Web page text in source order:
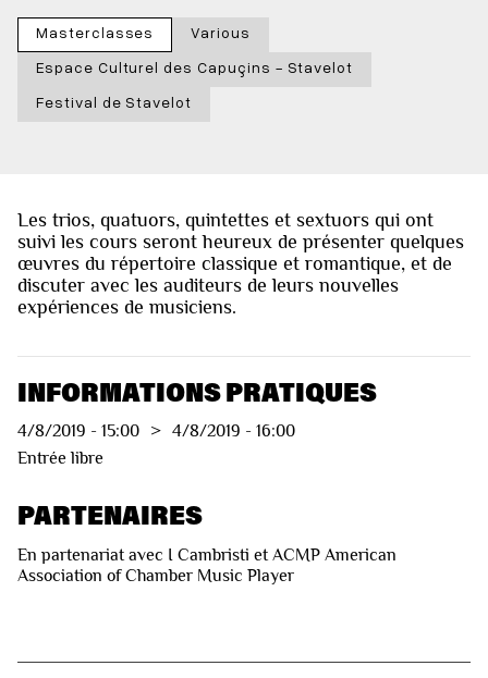
Masterclasses
Various
Espace Culturel des Capuçins - Stavelot
Festival de Stavelot
Les trios, quatuors, quintettes et sextuors qui ont
suivi les cours seront heureux de présenter quelques
œuvres du répertoire classique et romantique, et de
discuter avec les auditeurs de leurs nouvelles
expériences de musiciens.
INFORMATIONS PRATIQUES
4/8/2019 - 15:00 > 4/8/2019 - 16:00
Entrée libre
PARTENAIRES
En partenariat avec I Cambristi et ACMP American
Association of Chamber Music Player